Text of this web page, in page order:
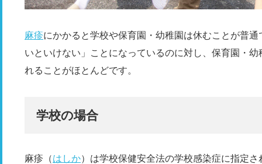
麻疹にかかると学校や保育園・幼稚園は休むことが普
いといけない」ことになっているのに対し、保育園・
れることがほとんどです。
学校の場合
麻疹（はしか）は学校保健安全法の学校感染症に指定